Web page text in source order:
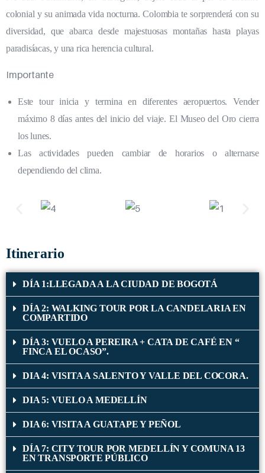
colonial y su animada vida nocturna. Colombia te sorprenderá con su
diversidad, que abarca desde majestuosas montañas hasta playas
paradisíacas, y una rica herencia cultural.
Importante
Este tour inicia y termina en diferentes aeropuertos. Vender
máximo 8 días antes del inicio del viaje. El Museo del Oro cierra
los lunes.
Las actividades pueden cambiar de horarios o alternarse
dependiendo del clima.
Itinerario
DÍA 1:LLEGADA A LA CIUDAD DE BOGOTÁ
DÍA 2: WALKING TOUR POR LA CANDELARIA EN
COMPARTIDO
DÍA 3: VUELO A PEREIRA + CATA DE CAFÉ EN “
FINCA EL OCASO”.
DIA 4: VISITA A SALENTO Y VALLE DEL COCORA.
DIA 5: VUELO A MEDELLÍN
DIA 6: VISITA A GUATAPE Y PEÑOL
DÍA 7: CITY TOUR POR MEDELLÍN Y COMUNA 13
EN TRANSPORTE PÚBLICO